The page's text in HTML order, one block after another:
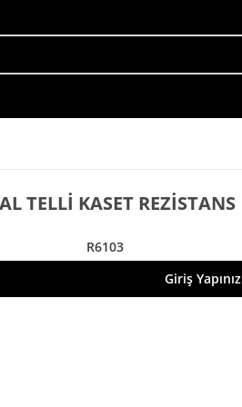
R6103
TELLİ KASET REZİSTANS
Giriş Yapınız